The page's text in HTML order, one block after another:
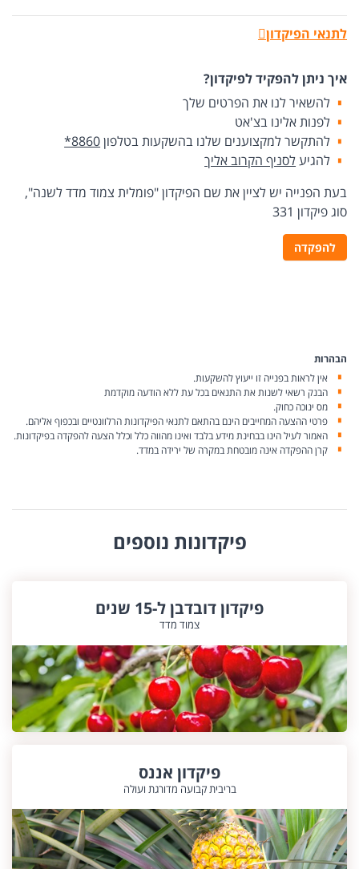
לתנאי הפיקדון
איך ניתן להפקיד לפיקדון?
להשאיר לנו את הפרטים שלך
לפנות אלינו בצ'אט
להתקשר למקצוענים שלנו בהשקעות בטלפון*8860
להגיעלסניף הקרוב אליך
בעת הפנייה יש לציין את שם הפיקדון "פומלית צמוד מדד לשנה",
סוג פיקדון 331
להפקדה
הבהרות
אין לראות בפנייה זו ייעוץ להשקעות.
הבנק רשאי לשנות את התנאים בכל עת ללא הודעה מוקדמת
מס ינוכה כחוק.
פרטי ההצעה המחייבים הינם בהתאם לתנאי הפיקדונות הרלוונטיים ובכפוף אליהם.
האמור לעיל הינו בבחינת מידע בלבד ואינו מהווה כלל וכלל הצעה להפקדה בפיקדונות.
קרן ההפקדה אינה מובטחת במקרה של ירידה במדד.
פיקדונות נוספים
פיקדון דובדבן ל-15 שנים
צמוד מדד
פיקדון אננס
בריבית קבועה מדורגת ועולה